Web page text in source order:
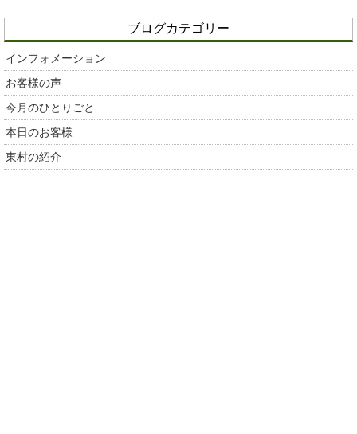
ブログカテゴリー
インフォメーション
お客様の声
今月のひとりごと
本日のお客様
東村の紹介